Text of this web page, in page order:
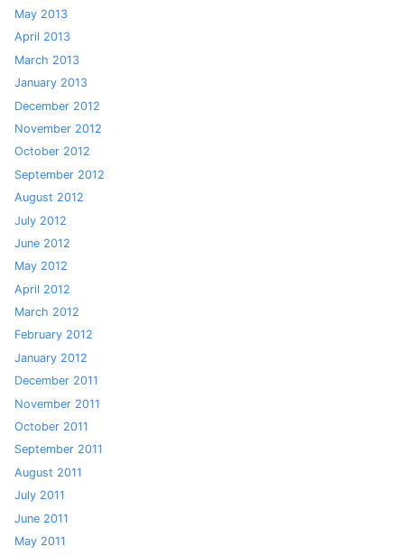
May 2013
April 2013
March 2013
January 2013
December 2012
November 2012
October 2012
September 2012
August 2012
July 2012
June 2012
May 2012
April 2012
March 2012
February 2012
January 2012
December 2011
November 2011
October 2011
September 2011
August 2011
July 2011
June 2011
May 2011